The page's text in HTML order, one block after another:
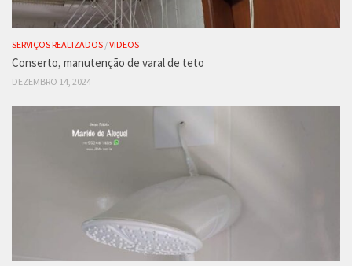
SERVIÇOS REALIZADOS /VIDEOS
Conserto, manutenção de varal de teto
DEZEMBRO 14, 2024